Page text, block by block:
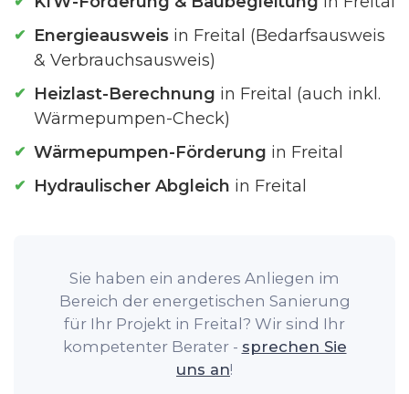
Energieausweis in Freital (Bedarfsausweis
& Verbrauchsausweis)
Heizlast-Berechnung in Freital (auch inkl.
Wärmepumpen-Check)
Wärmepumpen-Förderung in Freital
Hydraulischer Abgleich in Freital
Sie haben ein anderes Anliegen im
Bereich der energetischen Sanierung
für Ihr Projekt in Freital? Wir sind Ihr
kompetenter Berater - sprechen Sie
uns an!